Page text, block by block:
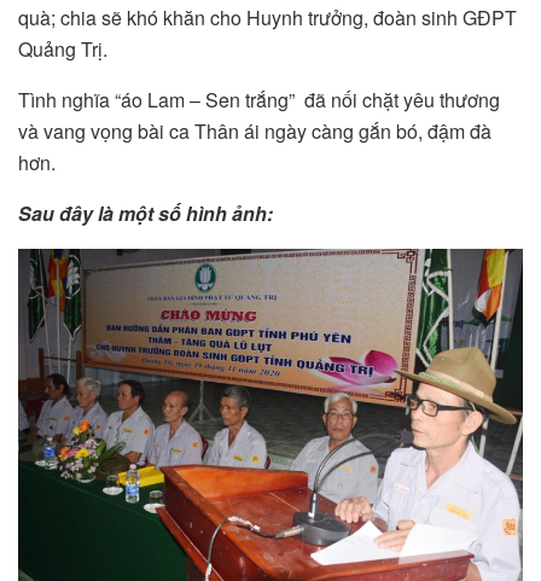
quà; chia sẽ khó khăn cho Huynh trưởng, đoàn sinh GĐPT
Quảng Trị.
Tình nghĩa “áo Lam – Sen trắng” đã nối chặt yêu thương
và vang vọng bài ca Thân ái ngày càng gắn bó, đậm đà
hơn.
Sau đây là một số hình ảnh: